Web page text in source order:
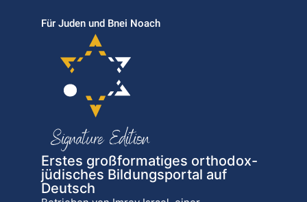
Für Juden und Bnei Noach
Erstes großformatiges orthodox-
jüdisches Bildungsportal auf
Deutsch